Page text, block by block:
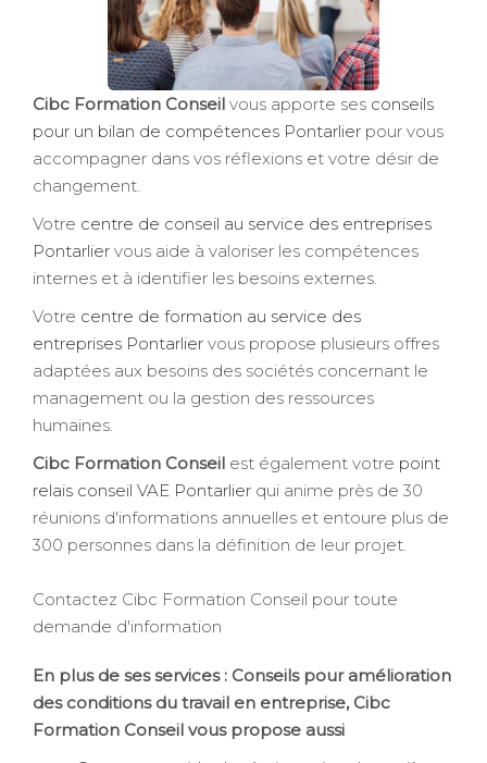
Cibc Formation Conseil vous apporte ses conseils
pour un bilan de compétences Pontarlier pour vous
accompagner dans vos réflexions et votre désir de
changement.
Votre centre de conseil au service des entreprises
Pontarlier vous aide à valoriser les compétences
internes et à identifier les besoins externes.
Votre centre de formation au service des
entreprises Pontarlier vous propose plusieurs offres
adaptées aux besoins des sociétés concernant le
management ou la gestion des ressources
humaines.
Cibc Formation Conseil est également votre point
relais conseil VAE Pontarlier qui anime près de 30
réunions d'informations annuelles et entoure plus de
300 personnes dans la définition de leur projet.
Contactez Cibc Formation Conseil pour toute
demande d'information
En plus de ses services : Conseils pour amélioration
des conditions du travail en entreprise, Cibc
Formation Conseil vous propose aussi